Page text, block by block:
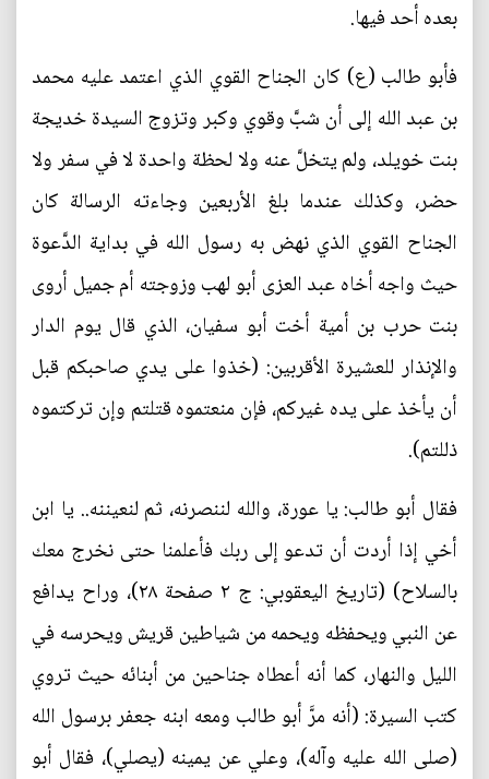
بعده أحد فيها.
فأبو طالب (ع) كان الجناح القوي الذي اعتمد عليه محمد
بن عبد الله إلى أن شبَّ وقوي وكبر وتزوج السيدة خديجة
بنت خويلد، ولم يتخلَّ عنه ولا لحظة واحدة لا في سفر ولا
حضر، وكذلك عندما بلغ الأربعين وجاءته الرسالة كان
الجناح القوي الذي نهض به رسول الله في بداية الدَّعوة
حيث واجه أخاه عبد العزى أبو لهب وزوجته أم جميل أروى
بنت حرب بن أمية أخت أبو سفيان، الذي قال يوم الدار
والإنذار للعشيرة الأقربين: (خذوا على يدي صاحبكم قبل
أن يأخذ على يده غيركم، فإن منعتموه قتلتم وإن تركتموه
ذللتم).
فقال أبو طالب: يا عورة، والله لننصرنه، ثم لنعيننه.. يا ابن
أخي إذا أردت أن تدعو إلى ربك فأعلمنا حتى نخرج معك
بالسلاح) (تاريخ اليعقوبي: ج ٢ صفحة ٢٨)، وراح يدافع
عن النبي ويحفظه ويحمه من شياطين قريش ويحرسه في
الليل والنهار، كما أنه أعطاه جناحين من أبنائه حيث تروي
كتب السيرة: (أنه مرَّ أبو طالب ومعه ابنه جعفر برسول الله
(صلى الله عليه وآله)، وعلي عن يمينه (يصلي)، فقال أبو